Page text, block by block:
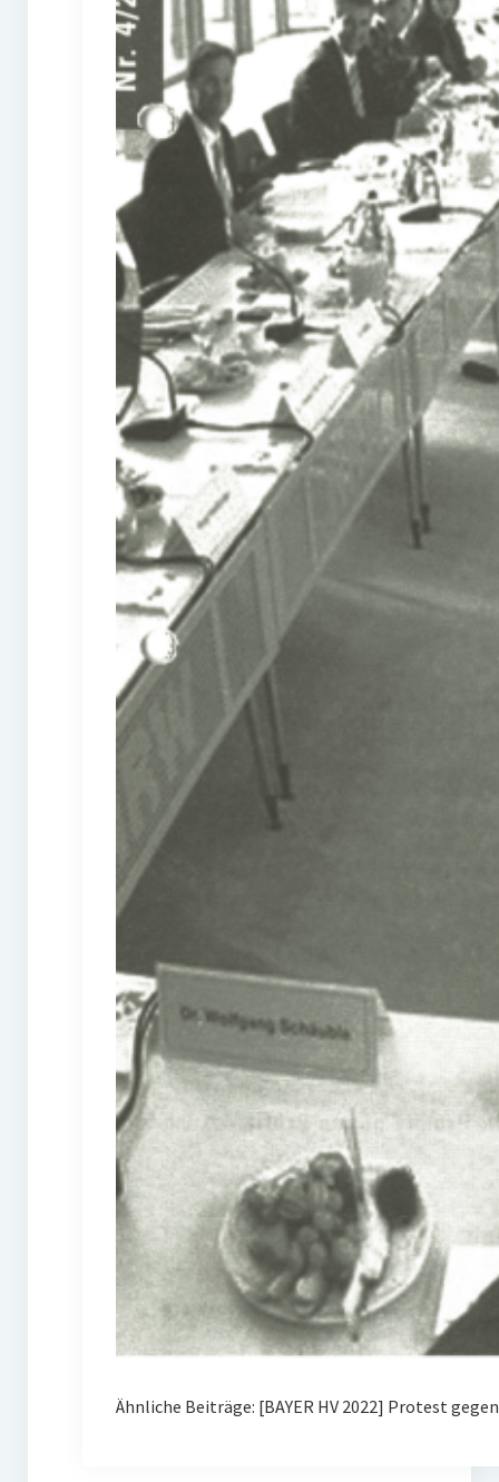
Ähnliche Beiträge: [BAYER HV 2022] Protest